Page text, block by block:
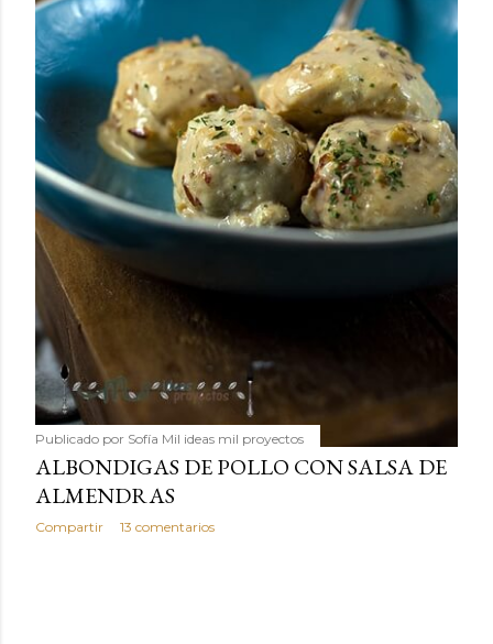
Publicado por Sofía Mil ideas mil proyectos
ALBONDIGAS DE POLLO CON SALSA DE
ALMENDRAS
Compartir 13 comentarios